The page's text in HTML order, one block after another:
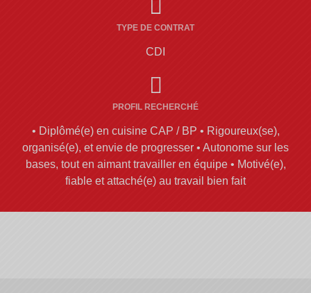
TYPE DE CONTRAT
CDI
PROFIL RECHERCHÉ
• Diplômé(e) en cuisine CAP / BP • Rigoureux(se),
organisé(e), et envie de progresser • Autonome sur les
bases, tout en aimant travailler en équipe • Motivé(e),
fiable et attaché(e) au travail bien fait